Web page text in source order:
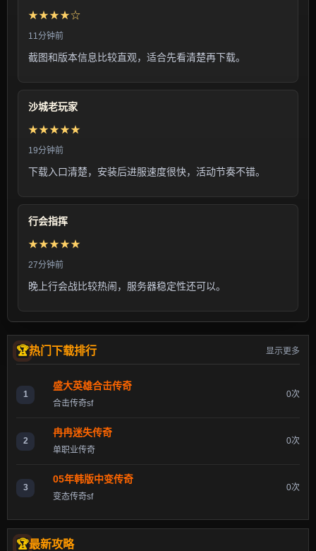
★★★★☆
11分钟前
截图和版本信息比较直观，适合先看清楚再下载。
沙城老玩家
★★★★★
19分钟前
下载入口清楚，安装后进服速度很快，活动节奏不错。
行会指挥
★★★★★
27分钟前
晚上行会战比较热闹，服务器稳定性还可以。
热门下载排行 显示更多
1
盛大英雄合击传奇
合击传奇sf
0次
2
冉冉迷失传奇
单职业传奇
0次
3
05年韩版中变传奇
变态传奇sf
0次
最新攻略